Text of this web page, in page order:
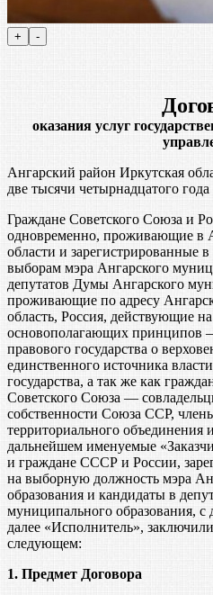
оказания услуг
Ангарский район Иркутская
две тысячи четырнадцатого года
Граждане Советского Союза и
одновременно, проживающие в
области и зарегистрированные
выборам мэра Ангарского
депутатов Думы Ангарского
проживающие по адресу
область, Россия, действующие
основополагающих принципов
правового государства о
единственного источника
государства, а так же как
Советского Союза —
собственности Союза ССР,
территориального
дальнейшем именуемые
и граждане СССР и России,
на выборную должность мэра
образования и кандидаты в
муниципального образования,
далее «Исполнитель»,
следующем:
1. Предмет Договора